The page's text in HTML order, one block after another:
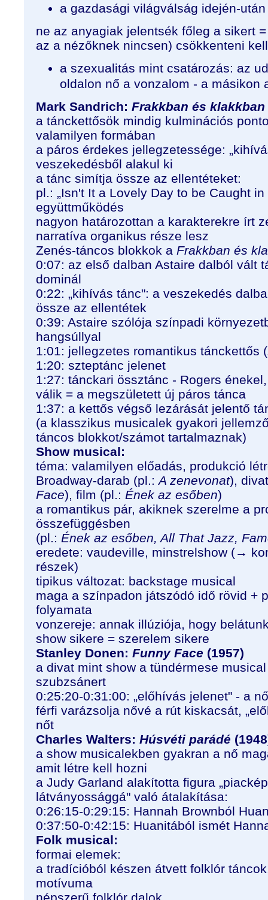
a gazdasági világválság idején-
ne az anyagiak jelentsék főleg a sikert
az a nézőknek nincsen) csökkenteni kell
a szexualitás mint csatározás: az
oldalon nő a vonzalom - a másikon
Mark Sandrich: Frakkban és klakkban
a tánckettősök mindig kulminációs
valamilyen formában
a páros érdekes jellegzetessége:
veszekedésből alakul ki
a tánc simítja össze az ellentéteket:
pl.: „Isn't It a Lovely Day to be Caught
együttműködés
nagyon határozottan a karakterekre írt
narratíva organikus része lesz
Zenés-táncos blokkok a Frakkban és
0:07: az első dalban Astaire dalból vált
dominál
0:22: „kihívás tánc": a veszekedés
össze az ellentétek
0:39: Astaire szólója színpadi
hangsúllyal
1:01: jellegzetes romantikus tánckettős
1:20: szteptánc jelenet
1:27: tánckari össztánc - Rogers
válik = a megszületett új páros tánca
1:37: a kettős végső lezárását jelentő
(a klasszikus musicalek gyakori
táncos blokkot/számot tartalmaznak)
Show musical:
téma: valamilyen előadás, produkció
Broadway-darab (pl.:A zenevonat),
Face), film (pl.: Ének az esőben)
a romantikus pár, akiknek szerelme a
összefüggésben
(pl.: Ének az esőben, All That Jazz,
eredete: vaudeville, minstrelshow (→
részek)
tipikus változat: backstage musical
maga a színpadon játszódó idő rövid +
folyamata
vonzereje: annak illúziója, hogy
show sikere = szerelem sikere
Stanley Donen: Funny Face (1957)
a divat mint show a tündérmese
szubzsánert
0:25:20-0:31:00: „előhívás jelenet" - a
férfi varázsolja nővé a rút kiskacsát,
nőt
Charles Walters: Húsvéti parádé
a show musicalekben gyakran a nő
amit létre kell hozni
a Judy Garland alakította figura
látványossággá" való átalakítása:
0:26:15-0:29:15: Hannah Brownból
0:37:50-0:42:15: Huanitából ismét
Folk musical:
formai elemek:
a tradícióból készen átvett folklór
motívuma